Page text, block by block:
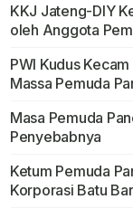
KKJ Jateng-DIY
oleh Anggota
PWI Kudus
Massa Pemuda
Masa Pemuda
Penyebabnya
Ketum Pemuda
Korporasi Batu